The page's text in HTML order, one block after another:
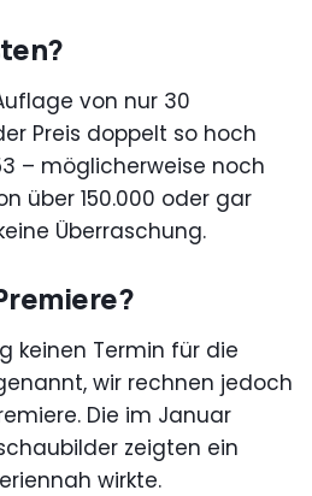
von nur 30
Preis doppelt so hoch
– möglicherweise noch
über 150.000 oder gar
Überraschung.
keinen Termin für die
wir rechnen jedoch
Die im Januar
zeigten ein
wirkte.